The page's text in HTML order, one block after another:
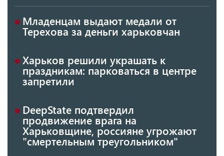
Младенцам выдают медали от
Терехова за деньги харьковчан
Харьков решили украшать к
праздникам: парковаться в центре
запретили
DeepState подтвердил
продвижение врага на
Харьковщине, россияне угрожают
"смертельным треугольником"